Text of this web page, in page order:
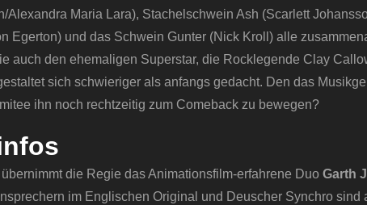
Alexandra Maria Lara), Stachelschwein Ash (Scarlett
Egerton) und das Schwein Gunter (Nick Kroll) alle
auch den ehemaligen Superstar, die Rocklegende Clay
sich schwieriger als anfangs gedacht. Den das
ihn noch rechtzeitig zum Comeback zu bewegen?
übernimmt die Regie das Animationsfilm-erfahrene Duo Garth
im Englischen Original und Deuscher Synchro